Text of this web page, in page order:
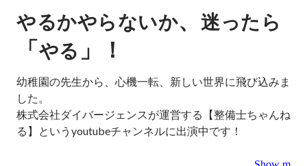
やるかやらないか、迷ったら
「やる」！
幼稚園の先生から、心機一転、新しい世界に飛び込みま
した。
株式会社ダイバージェンスが運営する【整備士ちゃんね
る】というyoutubeチャンネルに出演中です！